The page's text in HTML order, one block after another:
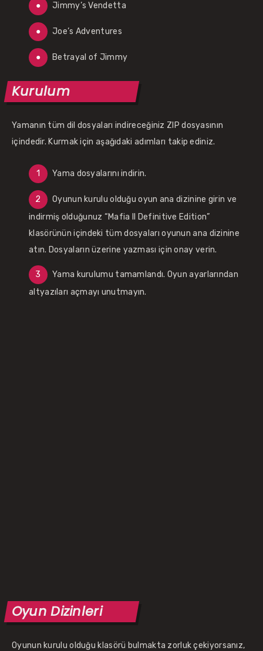
Jimmy’s Vendetta
Joe’s Adventures
Betrayal of Jimmy
Kurulum
Yamanın tüm dil dosyaları indireceğiniz ZIP dosyasının
içindedir. Kurmak için aşağıdaki adımları takip ediniz.
Yama dosyalarını indirin.
Oyunun kurulu olduğu oyun ana dizinine girin ve
indirmiş olduğunuz “Mafia II Definitive Edition”
klasörünün içindeki tüm dosyaları oyunun ana dizinine
atın. Dosyaların üzerine yazması için onay verin.
Yama kurulumu tamamlandı. Oyun ayarlarından
altyazıları açmayı unutmayın.
Oyun Dizinleri
Oyunun kurulu olduğu klasörü bulmakta zorluk çekiyorsanız,